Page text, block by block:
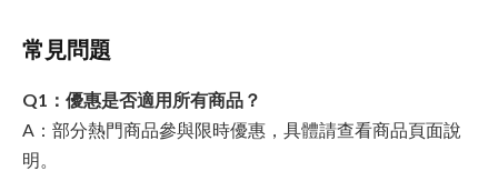
常見問題
Q1：優惠是否適用所有商品？
A：部分熱門商品參與限時優惠，具體請查看商品頁面說
明。